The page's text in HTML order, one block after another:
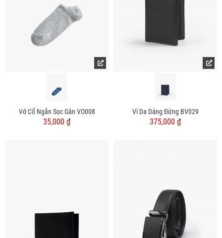
Vớ Cổ Ngắn Sọc Gân VO008
35,000 ₫
Ví Da Dáng Đứng BV029
375,000 ₫